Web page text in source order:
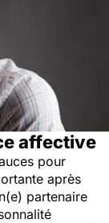
affective
pour
après
partenaire